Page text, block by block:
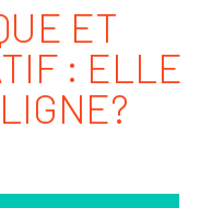
ET
: ELLE